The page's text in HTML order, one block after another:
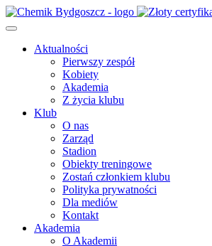
Aktualności
Pierwszy zespół
Kobiety
Akademia
Z życia klubu
Klub
O nas
Zarząd
Stadion
Obiekty treningowe
Zostań członkiem klubu
Polityka prywatności
Dla mediów
Kontakt
Akademia
O Akademii